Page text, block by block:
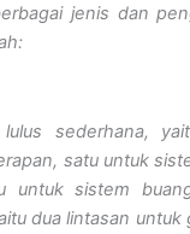
jenis dan
sederhana,
satu untuk
untuk sistem
dua lintasan untuk